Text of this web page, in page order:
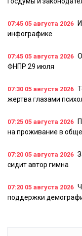
07:45 05 августа 2026
инфографике
07:45 05 августа 2026
ФНПР 29 июля
07:30 05 августа 2026
жертва глазами
07:25 05 августа 2026
на проживание в
07:20 05 августа 2026
сидит автор гимна
07:20 05 августа 2026
поддержки